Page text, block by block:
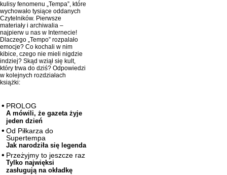
kulisy fenomenu „Tempa”, które
wychowało tysiące oddanych
Czytelników. Pierwsze
materiały i archiwalia –
najpierw u nas w Internecie!
Dlaczego „Tempo” rozpalało
emocje? Co kochali w nim
kibice, czego nie mieli nigdzie
indziej? Skąd wziął się kult,
który trwa do dziś? Odpowiedzi
w kolejnych rozdziałach
książki:
PROLOG
A mówili, że gazeta żyje
jeden dzień
Od Piłkarza do
Supertempa
Jak narodziła się legenda
Przeżyjmy to jeszcze raz
Tylko najwięksi
zasługują na okładkę